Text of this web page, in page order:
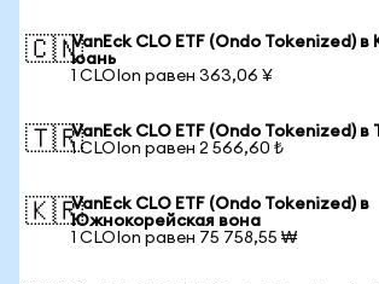
🇨🇳VanEck CLO ETF (Ondo Tokenized) в
юань
1 CLOIon равен 363,06 ¥
🇹🇷VanEck CLO ETF (Ondo Tokenized) в
1 CLOIon равен 2 566,60 ₺
🇰🇷VanEck CLO ETF (Ondo Tokenized) в
Южнокорейская вона
1 CLOIon равен 75 758,55 ₩